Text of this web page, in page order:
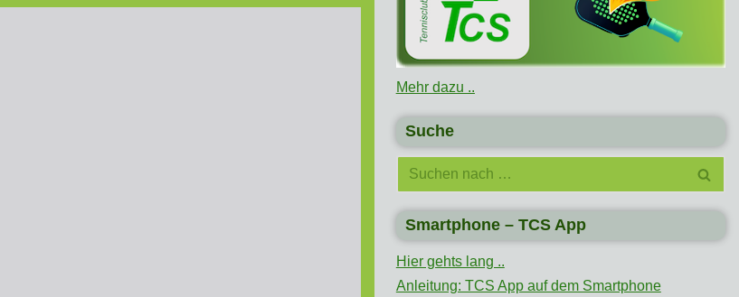
Mehr dazu ..
Suche
Smartphone – TCS App
Hier gehts lang ..
Anleitung: TCS App auf dem Smartphone